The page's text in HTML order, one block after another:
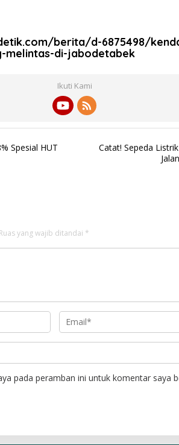
berita/d-6875498/
melintas-di-jabodetabek
Ikuti Kami
Spesial HUT
Catat! Sepeda
Ruas yang wajib ditandai *
pada peramban ini untuk komentar saya